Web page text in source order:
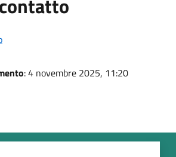
: 4 novembre 2025, 11:20